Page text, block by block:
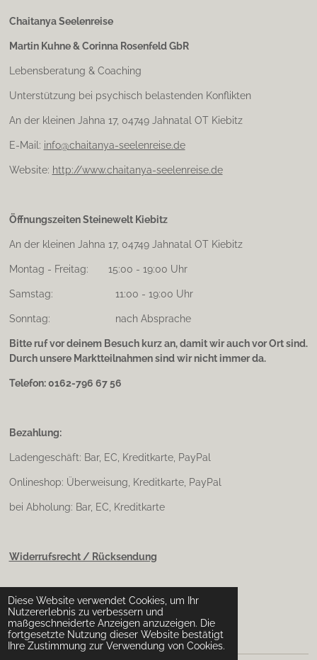
Diese Website verwendet Cookies, um Ihr
Nutzererlebnis zu verbessern und
maßgeschneiderte Anzeigen anzuzeigen. Die
fortgesetzte Nutzung dieser Website bestätigt
Ihre Zustimmung zur Verwendung von Cookies.
g
m
Chaitanya Seelenreise
Martin Kuhne & Corinna Rosenfeld GbR
Lebensberatung & Coaching
Unterstützung bei psychisch belastenden Konflikten
An der kleinen Jahna 17, 04749 Jahnatal OT Kiebitz
E-Mail: info@chaitanya-seelenreise.de
Website: http://www.chaitanya-seelenreise.de
Öffnungszeiten Steinewelt Kiebitz
An der kleinen Jahna 17, 04749 Jahnatal OT Kiebitz
Montag - Freitag: 15:00 - 19:00 Uhr
Samstag: 11:00 - 19:00 Uhr
Sonntag: nach Absprache
Bitte ruf vor deinem Besuch kurz an, damit wir auch vor Ort sind.
Durch unsere Marktteilnahmen sind wir nicht immer da.
Telefon: 0162-796 67 56
Bezahlung:
Ladengeschäft: Bar, EC, Kreditkarte, PayPal
Onlineshop: Überweisung, Kreditkarte, PayPal
bei Abholung: Bar, EC, Kreditkarte
Widerrufsrecht / Rücksendung
Impressum & Datenschutz